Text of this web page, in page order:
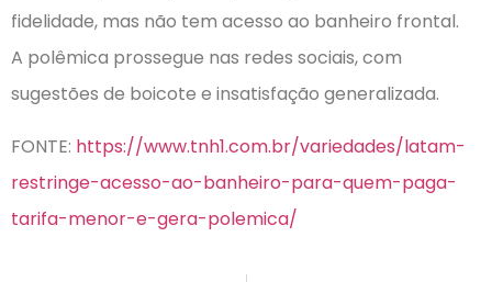
fidelidade, mas não tem acesso ao banheiro frontal.
A polêmica prossegue nas redes sociais, com
sugestões de boicote e insatisfação generalizada.
FONTE: https://www.tnh1.com.br/variedades/latam-
restringe-acesso-ao-banheiro-para-quem-paga-
tarifa-menor-e-gera-polemica/